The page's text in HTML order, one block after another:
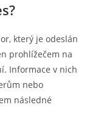
který je odeslán
prohlížečem na
Informace v nich
nebo
následné